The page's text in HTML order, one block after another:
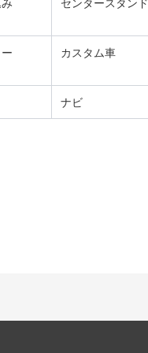
カスタム車
ナビ